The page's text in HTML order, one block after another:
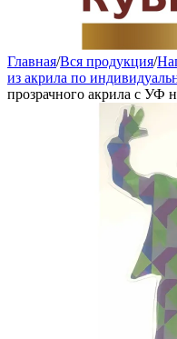
Главная/Вся продукция/
из акрила по
прозрачного акрила с УФ